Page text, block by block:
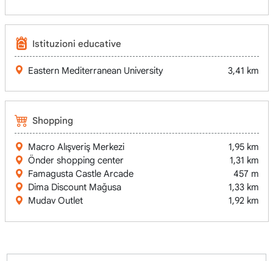
Istituzioni educative
Eastern Mediterranean University 3,41 km
Shopping
Macro Alışveriş Merkezi
1,95 km
Önder shopping center
1,31 km
Famagusta Castle Arcade
457 m
Dima Discount Mağusa
1,33 km
Mudav Outlet
1,92 km